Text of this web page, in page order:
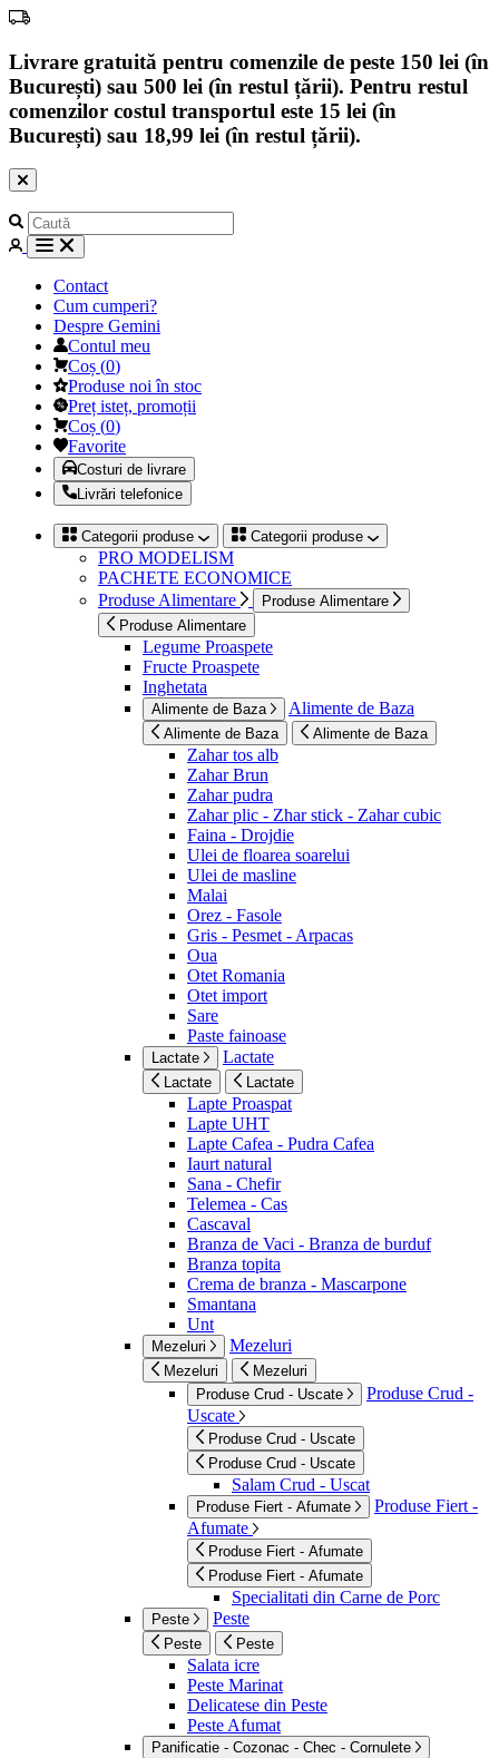
Livrare gratuită pentru comenzile de peste 150 lei (în
București) sau 500 lei (în restul țării). Pentru restul
comenzilor costul transportul este 15 lei (în
București) sau 18,99 lei (în restul țării).
Contact
Cum cumperi?
Despre Gemini
Contul meu
Coș (0)
Produse noi în stoc
Preț isteț, promoții
Coș (0)
Favorite
Costuri de livrare
Livrări telefonice
Categorii produse Categorii produse
PRO MODELISM
PACHETE ECONOMICE
Produse Alimentare
Produse Alimentare
Produse Alimentare
Legume Proaspete
Fructe Proaspete
Inghetata
Alimente de Baza Alimente de Baza
Alimente de Baza Alimente de Baza
Zahar tos alb
Zahar Brun
Zahar pudra
Zahar plic - Zhar stick - Zahar cubic
Faina - Drojdie
Ulei de floarea soarelui
Ulei de masline
Malai
Orez - Fasole
Gris - Pesmet - Arpacas
Oua
Otet Romania
Otet import
Sare
Paste fainoase
Lactate Lactate
Lactate Lactate
Lapte Proaspat
Lapte UHT
Lapte Cafea - Pudra Cafea
Iaurt natural
Sana - Chefir
Telemea - Cas
Cascaval
Branza de Vaci - Branza de burduf
Branza topita
Crema de branza - Mascarpone
Smantana
Unt
Mezeluri Mezeluri
Mezeluri
Mezeluri
Produse Crud - Uscate
Produse Crud -
Uscate
Produse Crud - Uscate
Produse Crud - Uscate
Salam Crud - Uscat
Produse Fiert - Afumate
Produse Fiert -
Afumate
Produse Fiert - Afumate
Produse Fiert - Afumate
Specialitati din Carne de Porc
Peste Peste
Peste Peste
Salata icre
Peste Marinat
Delicatese din Peste
Peste Afumat
Panificatie - Cozonac - Chec - Cornulete